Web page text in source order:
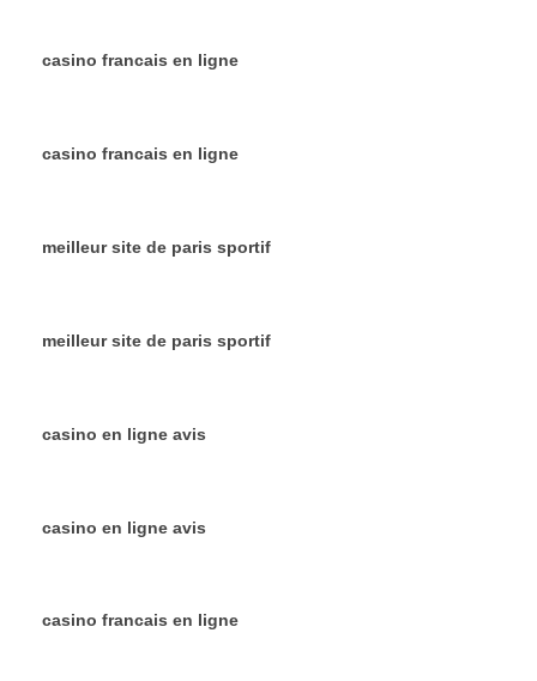
casino francais en ligne
casino francais en ligne
meilleur site de paris sportif
meilleur site de paris sportif
casino en ligne avis
casino en ligne avis
casino francais en ligne